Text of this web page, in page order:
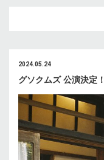
2024.05.24
グソクムズ 公演決定！